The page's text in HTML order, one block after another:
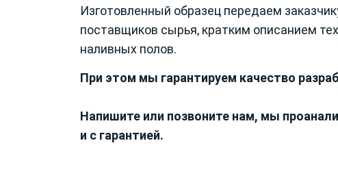
Изготовленный образец передаем
поставщиков сырья, кратким описанием
наливных полов.
При этом мы гарантируем качество
Напишите или позвоните нам, мы
и с гарантией.